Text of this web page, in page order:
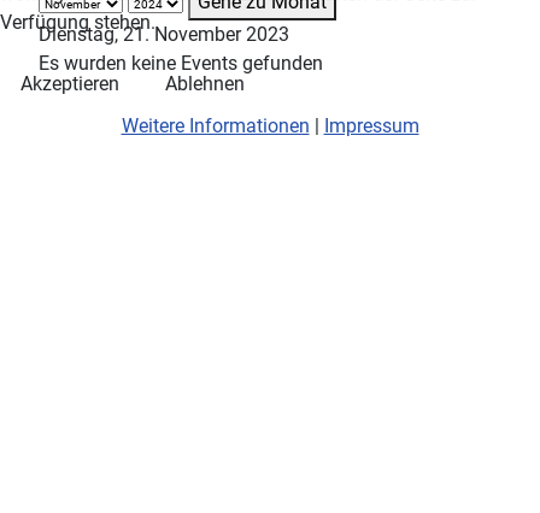
Dienstag, 21. November 2023
Es wurden keine Events gefunden
Verfügung stehen.
Akzeptieren
Ablehnen
Weitere Informationen | Impressum